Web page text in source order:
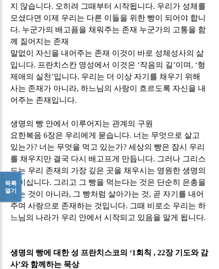
지 않습니다. 오히려 그때부터 시작됩니다. 우리가 성체를
모셨다면 이제 우리는 다른 이들을 위한 빵이 되어야 합니
다. 누군가의 배고픔을 채워주는 존재 누군가의 고통을 함
께 짊어지는 존재
말없이 자신을 내어주는 존재 이것이 바로 성체성사의 삶
입니다. 프란치스칸 영성에서 이것은 ‘작음의 길’이며 , ‘형
제애의 실천 ’입니다. 우리는 더 이상 자기를 채우기 위해
사는 존재가 아니라,하느님의 사랑이 흐르도록 자신을 내
어주는 존재입니다.
생명의 빵 안에서 이루어지는 관계의 구원
요한복음6장은 우리에게 묻습니다. 너는 무엇으로 살고
있는가? 너는 무엇을 먹고 있는가?세상의 빵은 잠시 우리
를 채우지만 결국 다시 배고프게 만듭니다. 그러나 그리스
도는 우리 존재의 가장 깊은 곳을 채우시는 영원한 생명의
빵이십니다. 그리고 그 빵을 먹는다는 것은 단순히 은총을
받는 것이 아니라, 그 빵처럼 살아가는 것, 곧 자기를 내어
주며 사랑으로 존재하는 것입니다. 그때 비로소 우리는 하
느님의 나라가 우리 안에서 시작되고 있음을 알게 됩니다.
생명의 빵에 대한 성 프란치스코의 ‘1회칙, 22장 기도와 감
사’와 함께하는 묵상
목록
열기